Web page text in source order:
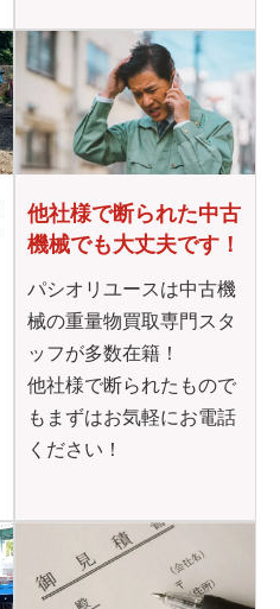
他社様で断られた中古
機械でも大丈夫です！
パシオリユースは中古機
械の重量物買取専門スタ
ッフが多数在籍！
他社様で断られたもので
もまずはお気軽にお電話
ください！